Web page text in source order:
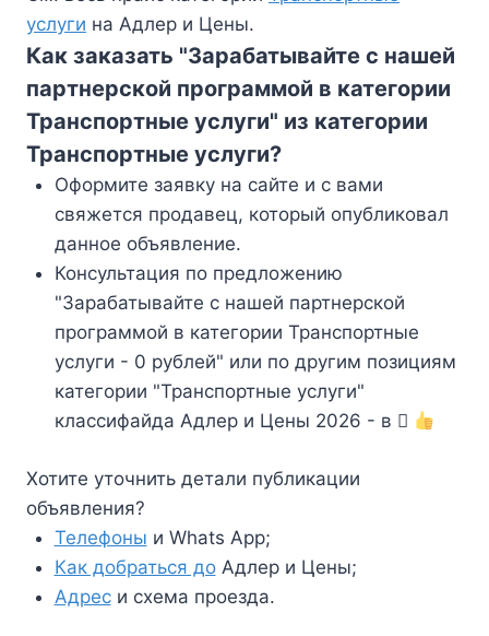
услуги на Адлер и Цены.
Как заказать "Зарабатывайте с нашей
партнерской программой в категории
Транспортные услуги" из категории
Транспортные услуги?
Оформите заявку на сайте и с вами
свяжется продавец, который опубликовал
данное объявление.
Консультация по предложению
"Зарабатывайте с нашей партнерской
программой в категории Транспортные
услуги - 0 рублей" или по другим позициям
категории "Транспортные услуги"
классифайда Адлер и Цены 2026 - в
Хотите уточнить детали публикации
объявления?
Телефоны и Whats App;
Как добраться доАдлер и Цены;
Адреси схема проезда.